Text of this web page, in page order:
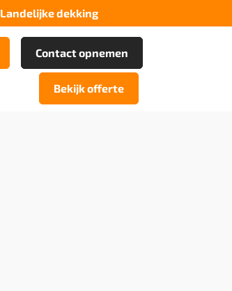
Landelijke dekking
Contact opnemen
Bekijk offerte